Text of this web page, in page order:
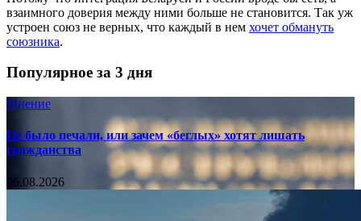
взаимного доверия между ними больше не становится. Так уж
устроен союз не верных, что каждый в нем хочет обмануть
союзника.
Популярное за 3 дня
Мнение
Не было печали, или зачем «беглых» хотят лишать
гражданства
06.08.2026